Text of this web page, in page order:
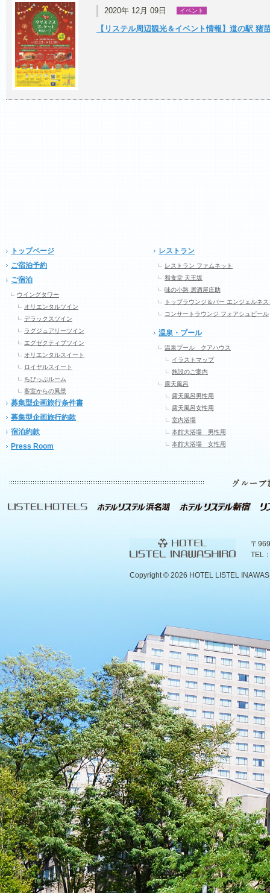
2020年 12月 09日 イベント
【リステル周辺観光＆イベント情報】道の駅
トップページ
ご宿泊予約
ご宿泊
ウイングタワー
オリエンタルツイン
デラックスツイン
ラグジュアリーツイン
エグゼクティブツイン
オリエンタルスイート
ロイヤルスイート
ちびっぷルーム
客室からの風景
募集型企画旅行条件書
募集型企画旅行約款
宿泊約款
Press Room
レストラン
レストラン ファムネット
和食堂 天王坂
味の小路 居酒屋庄助
トップラウンジ＆バー エンジェルネス
コンサートラウンジ フォアシュピール
温泉・プール
温泉プール クアハウス
イラストマップ
施設のご案内
露天風呂
露天風呂男性用
露天風呂女性用
室内浴場
本館大浴場 男性用
本館大浴場 女性用
〒
TEL
Copyright © 2026 HOTEL LISTEL